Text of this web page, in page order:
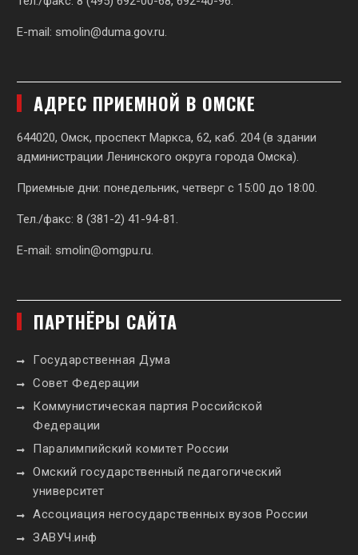
E-mail: smolin@duma.gov.ru
АДРЕС ПРИЕМНОЙ В ОМСКЕ
644020, Омск, проспект Маркса, 62, каб. 204 (в здании
администрации Ленинского округа города Омска).
Приемные дни: понедельник, четверг с 15:00 до 18:00.
Тел./факс: 8 (381-2) 41-94-81.
E-mail: smolin@omgpu.ru
ПАРТНЁРЫ САЙТА
Государственная Дума
Совет Федерации
Коммунистическая партия Российской
Федерации
Паралимпийский комитет России
Омский государственный педагогический
университет
Ассоциация негосударственных вузов России
ЗАВУЧ.инф